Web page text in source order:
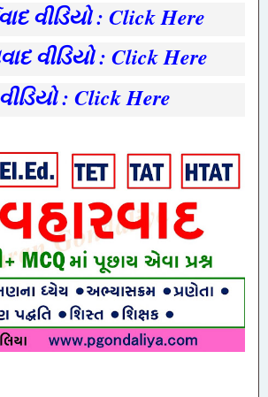
વીડિયો : Click Here
વીડિયો : Click Here
: Click Here